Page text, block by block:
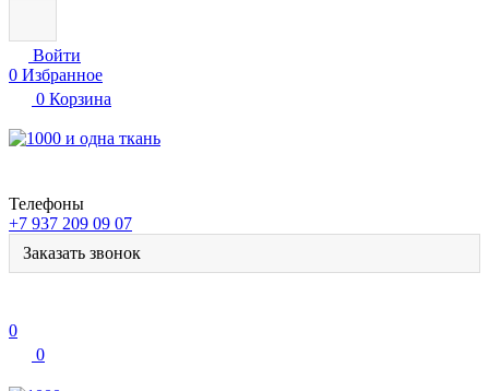
Войти
0 Избранное
0 Корзина
Телефоны
+7 937 209 09 07
Заказать звонок
0
0